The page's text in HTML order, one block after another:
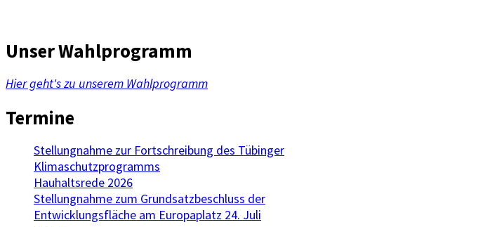
Unser Wahlprogramm
Hier geht's zu unserem Wahlprogramm
Termine
Stellungnahme zur Fortschreibung des Tübinger
Klimaschutzprogramms
Hauhaltsrede 2026
Stellungnahme zum Grundsatzbeschluss der
Entwicklungsfläche am Europaplatz 24. Juli